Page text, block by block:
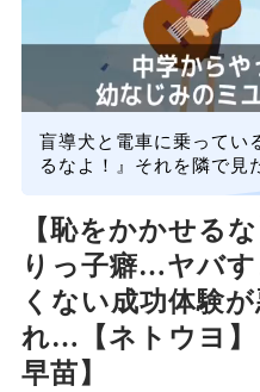
盲導犬と電車に乗ってい
るなよ！』それを隣で見
【恥をかかせる
りっ子癖…ヤバ
くない成功体験
れ…【ネトウヨ】
早苗】